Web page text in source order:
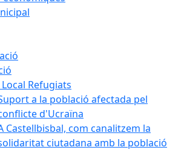
Refugiats
a la població afectada pel
d'Ucraïna
Castellbisbal, com canalitzem la
ciutadana amb la població